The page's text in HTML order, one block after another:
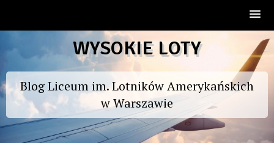
to
WYSOKIE LOTY
Blog Liceum im. Lotników Amerykańskich
w Warszawie